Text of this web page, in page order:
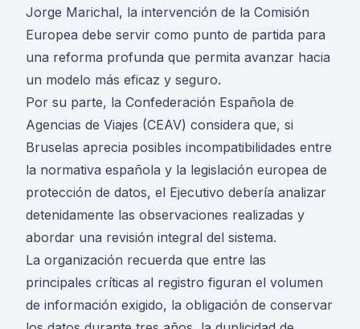
Jorge Marichal, la intervención de la Comisión
Europea debe servir como punto de partida para
una reforma profunda que permita avanzar hacia
un modelo más eficaz y seguro.
Por su parte, la Confederación Española de
Agencias de Viajes (CEAV) considera que, si
Bruselas aprecia posibles incompatibilidades entre
la normativa española y la legislación europea de
protección de datos, el Ejecutivo debería analizar
detenidamente las observaciones realizadas y
abordar una revisión integral del sistema.
La organización recuerda que entre las
principales críticas al registro figuran el volumen
de información exigido, la obligación de conservar